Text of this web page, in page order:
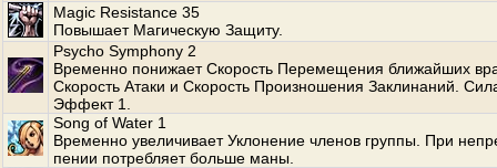
Magic Resistance 35
Повышает Магическую Защиту.
Psycho Symphony 2
Временно понижает Скорость Перемещения ближайших
Скорость Атаки и Скорость Произношения Заклинаний.
Эффект 1.
Song of Water 1
Временно увеличивает Уклонение членов группы. При
пении потребляет больше маны.